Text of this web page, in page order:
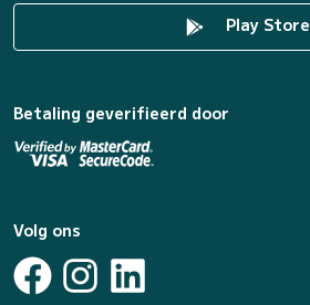
Play Store
Betaling geverifieerd door
Volg ons